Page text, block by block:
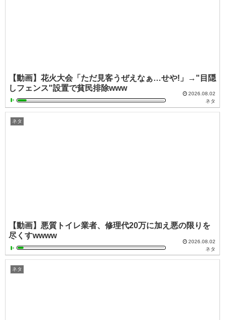
【動画】花火大会「ただ見客うぜえなぁ…せや!」→"目隠
しフェンス"設置で貧民排除www
2026.08.02
ネタ
ネタ
【動画】悪質トイレ業者、修理代20万に加え悪の限りを
尽くすwwww
2026.08.02
ネタ
ネタ